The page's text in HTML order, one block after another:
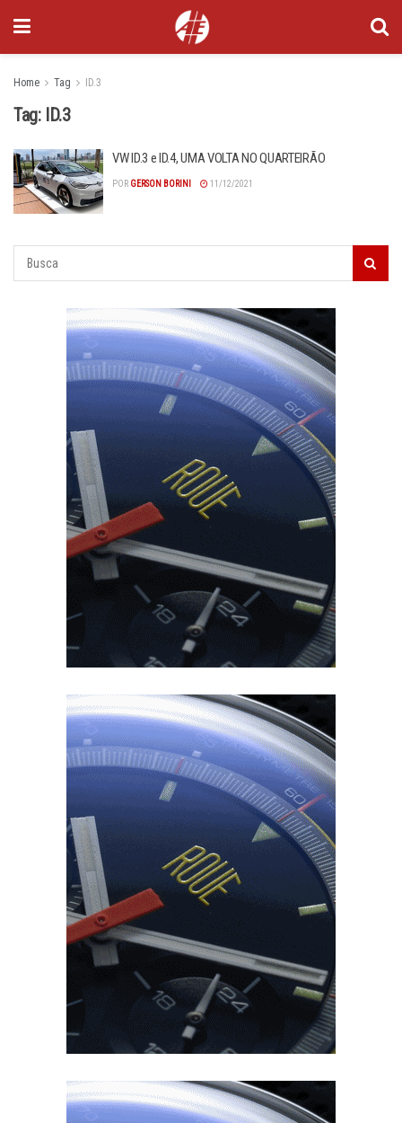
Home Tag ID.3
Tag: ID.3
VW ID.3 e ID.4, UMA VOLTA NO QUARTEIRÃO
POR GERSON BORINI 11/12/2021